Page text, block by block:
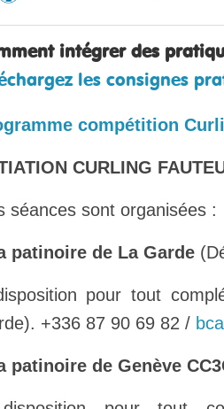
intégrer des
les consignes
compétition
CURLING
séances sont organisées :
patinoire de La Garde
pour tout
+336 87 90 69 82 /
patinoire de Genève